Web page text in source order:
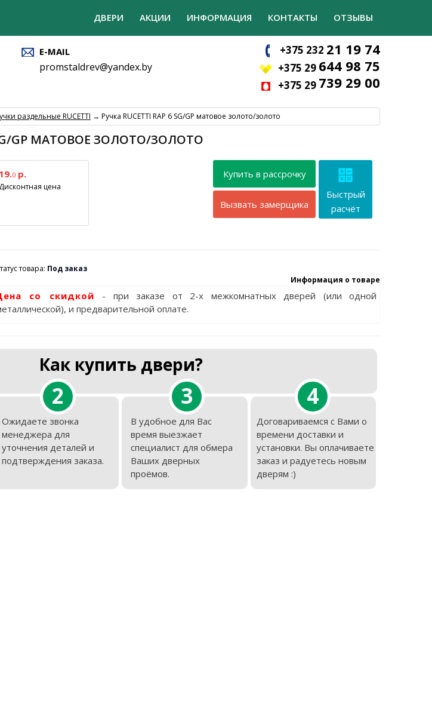
ДВЕРИ АКЦИИ ИНФОРМАЦИЯ КОНТАКТЫ ОТЗЫВЫ
E-MAIL
promstaldrev@yandex.by
+375 232 21 19 74
+375 29 644 98 75
+375 29 739 29 00
раздельные RUCETTI → Ручка RUCETTI RAP 6 SG/GP матовое золото/золото
SG/GP МАТОВОЕ ЗОЛОТО/ЗОЛОТО
19.0 р.
Дисконтная цена
Купить в рассрочку
Вызвать замерщика
Быстрый
расчёт
товара: Под заказ
Информация о товаре
со скидкой - при заказе от 2-х межкомнатных дверей (или одной
и предварительной оплате.
Как купить двери?
2
Ожидаете звонка
менеджера для
уточнения деталей и
подтверждения заказа.
3
В удобное для Вас
время выезжает
специалист для обмера
Ваших дверных
проёмов.
4
Договариваемся с Вами о
времени доставки и
установки. Вы оплачиваете
заказ и радуетесь новым
дверям :)